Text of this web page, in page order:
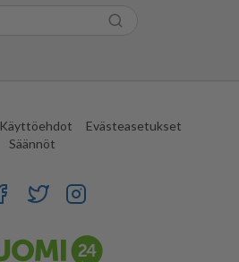
Käyttöehdot
Evästeasetukset
Säännöt